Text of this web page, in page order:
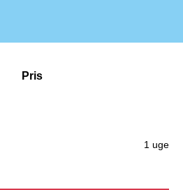
Pris
1 uge